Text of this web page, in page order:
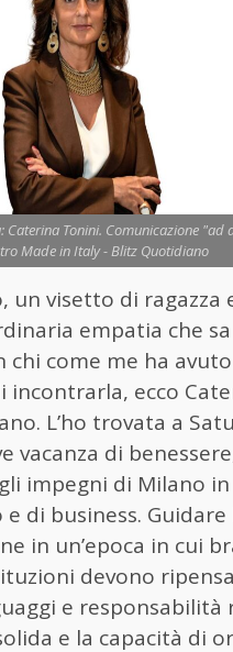
Caterina Tonini. Comunicazione "ad
Made in Italy - Blitz Quotidiano
un visetto di ragazza
empatia che sa
chi come me ha avuto
incontrarla, ecco
L’ho trovata a
vacanza di
impegni di Milano
di business. Guidare
in un’epoca in cui
devono
e responsabilità
e la capacità di